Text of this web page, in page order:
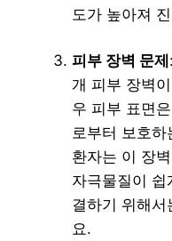
도가 높아져
피부 장벽 문제
개 피부 장벽
우 피부 표면
로부터 보호하
환자는 이 장
자극물질이 쉽
결하기 위해서
요.